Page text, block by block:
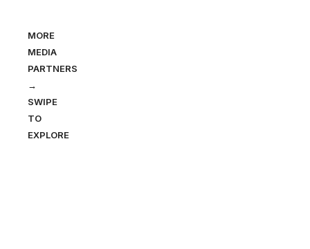
MORE
MEDIA
PARTNERS
→
SWIPE
TO
EXPLORE